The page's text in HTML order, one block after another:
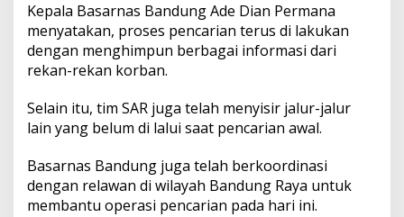
Kepala Basarnas Bandung Ade Dian Permana
menyatakan, proses pencarian terus di lakukan
dengan menghimpun berbagai informasi dari
rekan-rekan korban.
Selain itu, tim SAR juga telah menyisir jalur-jalur
lain yang belum di lalui saat pencarian awal.
Basarnas Bandung juga telah berkoordinasi
dengan relawan di wilayah Bandung Raya untuk
membantu operasi pencarian pada hari ini.